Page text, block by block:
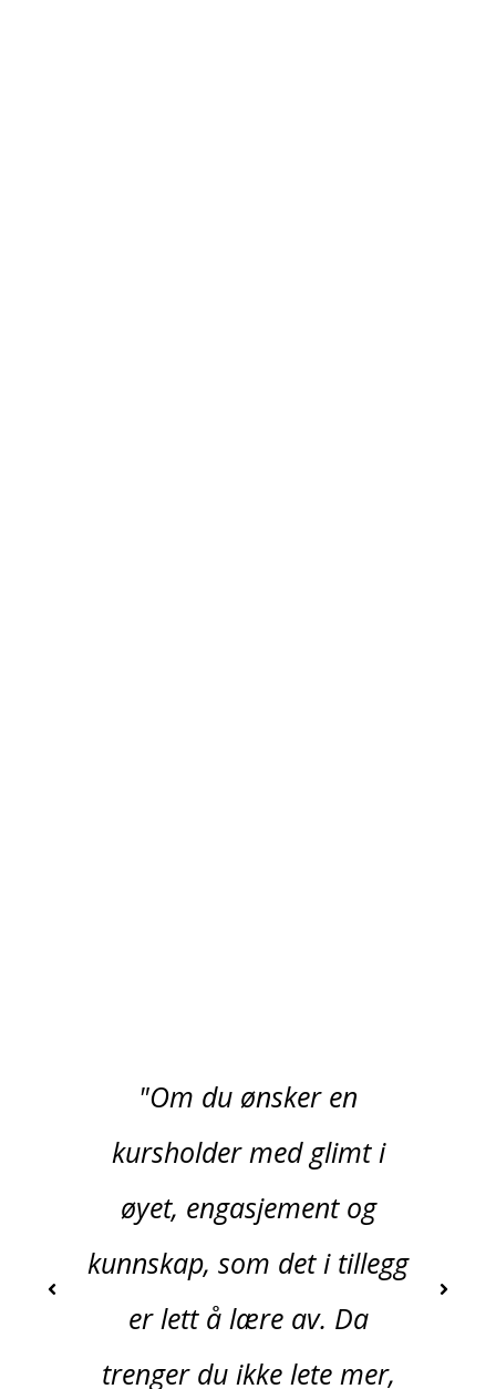
"Om du ønsker en
kursholder med glimt i
øyet, engasjement og
kunnskap, som det i tillegg
er lett å lære av. Da
trenger du ikke lete mer,